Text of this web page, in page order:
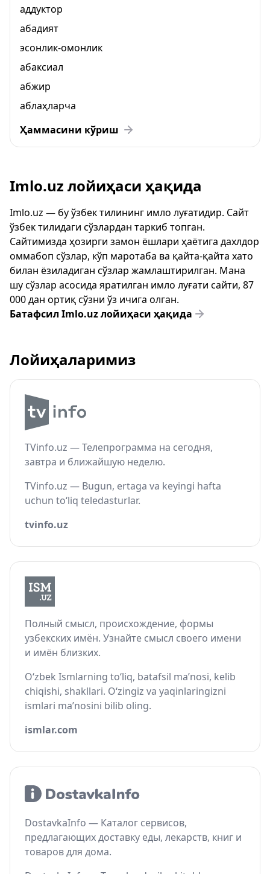
аддуктор
абадият
эсонлик-омонлик
абаксиал
абжир
аблаҳларча
Ҳаммасини кўриш
Imlo.uz лойиҳаси ҳақида
Imlo.uz — бу ўзбек тилининг имло луғатидир. Сайт
ўзбек тилидаги сўзлардан таркиб топган.
Сайтимизда ҳозирги замон ёшлари ҳаётига дахлдор
оммабоп сўзлар, кўп маротаба ва қайта-қайта хато
билан ёзиладиган сўзлар жамлаштирилган. Мана
шу сўзлар асосида яратилган имло луғати сайти, 87
000 дан ортиқ сўзни ўз ичига олган.
Батафсил Imlo.uz лойиҳаси ҳақида
Лойиҳаларимиз
TVinfo.uz — Телепрограмма на сегодня,
завтра и ближайшую неделю.
TVinfo.uz — Bugun, ertaga va keyingi hafta
uchun to‘liq teledasturlar.
tvinfo.uz
Полный смысл, происхождение, формы
узбекских имён. Узнайте смысл своего имени
и имён близких.
O‘zbek Ismlarning to‘liq, batafsil ma’nosi, kelib
chiqishi, shakllari. O‘zingiz va yaqinlaringizni
ismlari ma’nosini bilib oling.
ismlar.com
DostavkaInfo — Каталог сервисов,
предлагающих доставку еды, лекарств, книг и
товаров для дома.